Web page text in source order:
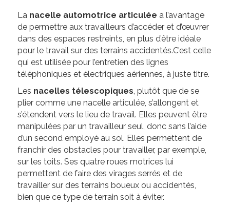
La nacelle automotrice articulée a l’avantage
de permettre aux travailleurs d’accéder et d’œuvrer
dans des espaces restreints, en plus d’être idéale
pour le travail sur des terrains accidentés.C’est celle
qui est utilisée pour l’entretien des lignes
téléphoniques et électriques aériennes, à juste titre.
Les nacelles télescopiques, plutôt que de se
plier comme une nacelle articulée, s’allongent et
s’étendent vers le lieu de travail. Elles peuvent être
manipulées par un travailleur seul, donc sans l’aide
d’un second employé au sol. Elles permettent de
franchir des obstacles pour travailler, par exemple,
sur les toits. Ses quatre roues motrices lui
permettent de faire des virages serrés et de
travailler sur des terrains boueux ou accidentés,
bien que ce type de terrain soit à éviter.